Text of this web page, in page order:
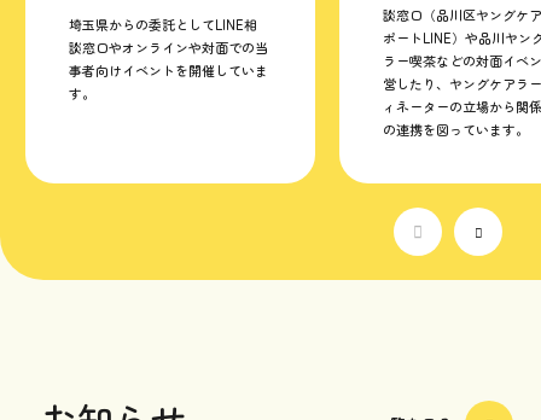
埼玉県からの委託としてLINE相
談窓口やオンラインや対面での当
事者向けイベントを開催していま
す。
談窓口（品川区ヤングケ
ポートLINE）や品川ヤン
ラー喫茶などの対面イベ
営したり、ヤングケアラ
ィネーターの立場から関
の連携を図っています。